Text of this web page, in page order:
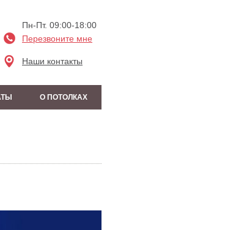
Пн-Пт. 09:00-18:00
Перезвоните мне
Наши контакты
О ПОТОЛКАХ